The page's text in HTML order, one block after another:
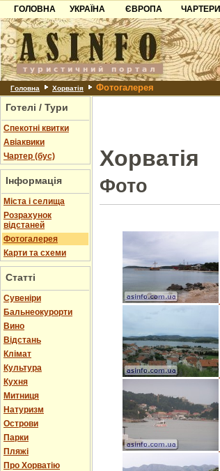
ГОЛОВНА
УКРАЇНА
Карпати
Азов
Причорноморря
Шацьк
ЄВРОПА
Чорногорія
Хорватія
Болгарія
Албанія
ЧАРТЕРИ
Головна Хорватія Фотогалерея
Готелі / Тури
Спекотні квитки
Авіаквики
Чартер (бус)
Інформація
Міста і селища
Розрахунок
відстаней
Фотогалерея
Карти та схеми
Статті
Cувеніри
Бальнеокурорти
Вино
Відстань
Клімат
Культура
Кухня
Митниця
Натуризм
Острови
Парки
Пляжі
Про Хорватію
Хорватія
Фото